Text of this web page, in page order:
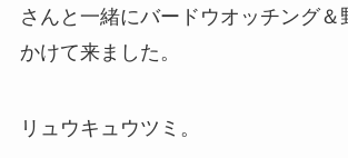
さんと一緒にバードウオッチング＆
かけて来ました。
リュウキュウツミ。